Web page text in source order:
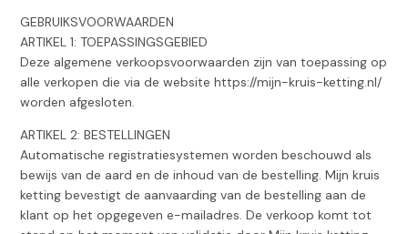
GEBRUIKSVOORWAARDEN
ARTIKEL 1: TOEPASSINGSGEBIED
Deze algemene verkoopsvoorwaarden zijn van toepassing op
alle verkopen die via de website https://mijn-kruis-ketting.nl/
worden afgesloten.
ARTIKEL 2: BESTELLINGEN
Automatische registratiesystemen worden beschouwd als
bewijs van de aard en de inhoud van de bestelling. Mijn kruis
ketting bevestigt de aanvaarding van de bestelling aan de
klant op het opgegeven e-mailadres. De verkoop komt tot